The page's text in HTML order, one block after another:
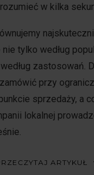
w kilka
tylko według
zastosowań.
przy
sprzedaży, a
lokalnej
ARTYKUŁ